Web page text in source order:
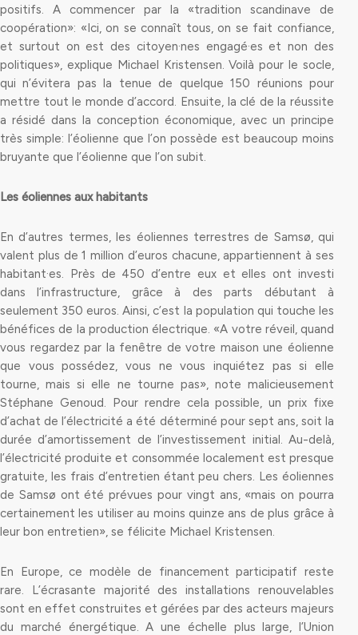
positifs. A commencer par la «tradition scandinave de
coopération»: «Ici, on se connaît tous, on se fait confiance,
et surtout on est des citoyen·nes engagé·es et non des
politiques», explique Michael Kristensen. Voilà pour le socle,
qui n’évitera pas la tenue de quelque 150 réunions pour
mettre tout le monde d’accord. Ensuite, la clé de la réussite
a résidé dans la conception économique, avec un principe
très simple: l’éolienne que l’on possède est beaucoup moins
bruyante que l’éolienne que l’on subit.
Les éoliennes aux habitants
En d’autres termes, les éoliennes terrestres de Samsø, qui
valent plus de 1 million d’euros chacune, appartiennent à ses
habitant·es. Près de 450 d’entre eux et elles ont investi
dans l’infrastructure, grâce à des parts débutant à
seulement 350 euros. Ainsi, c’est la population qui touche les
bénéfices de la production électrique. «A votre réveil, quand
vous regardez par la fenêtre de votre maison une éolienne
que vous possédez, vous ne vous inquiétez pas si elle
tourne, mais si elle ne tourne pas», note malicieusement
Stéphane Genoud. Pour rendre cela possible, un prix fixe
d’achat de l’électricité a été déterminé pour sept ans, soit la
durée d’amortissement de l’investissement initial. Au-delà,
l’électricité produite et consommée localement est presque
gratuite, les frais d’entretien étant peu chers. Les éoliennes
de Samsø ont été prévues pour vingt ans, «mais on pourra
certainement les utiliser au moins quinze ans de plus grâce à
leur bon entretien», se félicite Michael Kristensen.
En Europe, ce modèle de financement participatif reste
rare. L’écrasante majorité des installations renouvelables
sont en effet construites et gérées par des acteurs majeurs
du marché énergétique. A une échelle plus large, l’Union